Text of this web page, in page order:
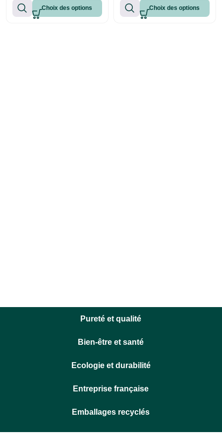
Choix des options Choix des options
Pureté et qualité
Bien-être et santé
Ecologie et durabilité
Entreprise française
Emballages recyclés